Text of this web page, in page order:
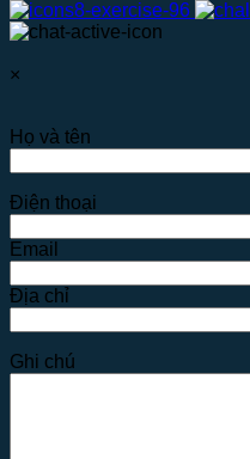
×
Họ và tên
Điện thoại
Email
Địa chỉ
Ghi chú